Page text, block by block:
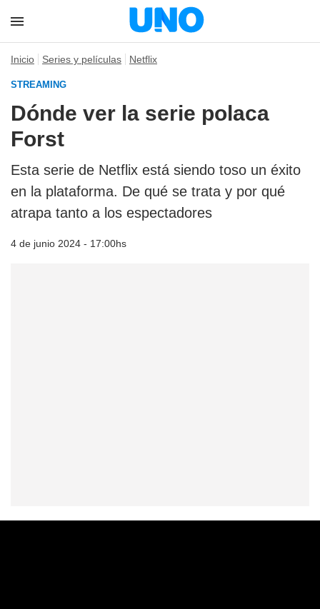
Inicio Series y películas Netflix
STREAMING
Dónde ver la serie polaca
Forst
Esta serie de Netflix está siendo toso un éxito
en la plataforma. De qué se trata y por qué
atrapa tanto a los espectadores
4 de junio 2024 - 17:00hs